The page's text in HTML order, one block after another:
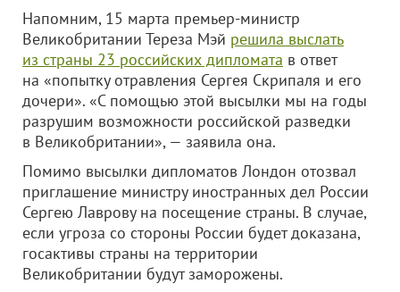
Напомним, 15 марта премьер-министр
Великобритании Тереза Мэй решила выслать
из страны 23 российских дипломата в ответ
на «попытку отравления Сергея Скрипаля и его
дочери». «С помощью этой высылки мы на годы
разрушим возможности российской разведки
в Великобритании», — заявила она.
Помимо высылки дипломатов Лондон отозвал
приглашение министру иностранных дел России
Сергею Лаврову на посещение страны. В случае,
если угроза со стороны России будет доказана,
госактивы страны на территории
Великобритании будут заморожены.